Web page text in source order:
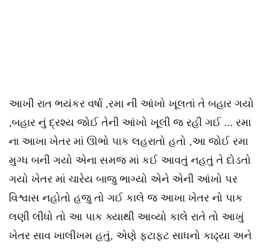
આખી રાત ભયંકર વર્ષા ,રમા ની આંખો ખૂલતાં તે બહાર ગયો
,બહાર નું દ્રશ્ય જોઈ તેની આંખો ખૂલી જ રહી ગઈ ... રમા
ના આખા ખેતર માં ઊભો પાક લહરાતો હતો ,આ જોઈ રમા
મુગ્ધ બની ગયો એના સમજ માં કઈ આવતું નહતું તે દોડતો
ગયો ખેતર માં ચારેય બાજુ ભાગ્યો એને એની આંખો પર
વિશ્વાસ નહોતો હજુ તો ગઈ કાલે જ આખા ખેતર નો પાક
લણી લીધો તો આ પાક ક્યાથી આવ્યો કાલે રાતે તો આખું
ખેતર સાવ ખાલીખમ હતું, એણે ફટાફટ સાધનો કાઢ્યા અને